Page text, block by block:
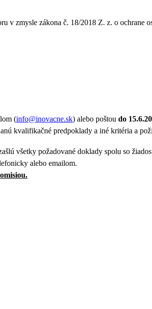
v zmysle zákona č. 18/2018 Z. z. o ochrane
(info@inovacne.sk) alebo poštou do
kvalifikačné predpoklady a iné kritéria a
všetky požadované doklady spolu so
alebo emailom.